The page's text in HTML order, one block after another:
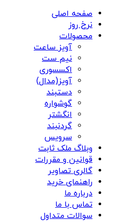
صفحه اصلی
نرخ روز
محصولات
آویز ساعت
نیم ست
اکسسوری
آویز(مدال)
دستبند
گوشواره
انگشتر
گردنبند
سرویس
وبلاگ ملک ثابت
قوانین و مقررات
گالری تصاویر
راهنمای خرید
درباره ما
تماس با ما
سوالات متداول